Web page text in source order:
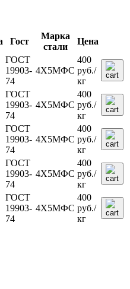
Гост
Марка
стали
Цена
ГОСТ
19903-
74
4Х5МФС
400
руб./
кг
ГОСТ
19903-
74
4Х5МФС
400
руб./
кг
ГОСТ
19903-
74
4Х5МФС
400
руб./
кг
ГОСТ
19903-
74
4Х5МФС
400
руб./
кг
ГОСТ
19903-
74
4Х5МФС
400
руб./
кг